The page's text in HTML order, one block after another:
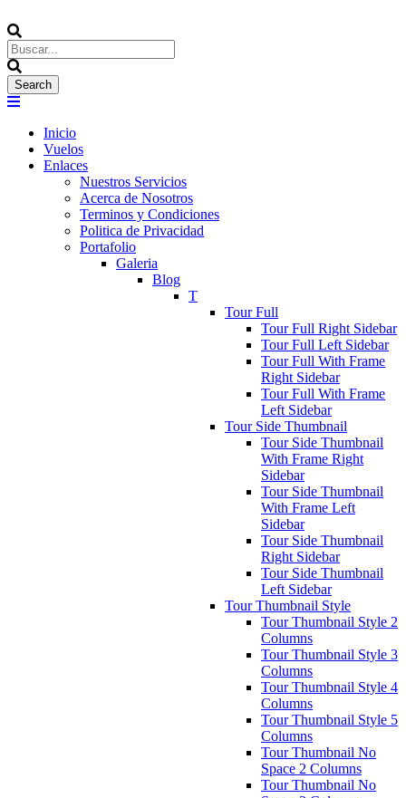
Inicio
Vuelos
Enlaces
Nuestros Servicios
Acerca de Nosotros
Terminos y Condiciones
Politica de Privacidad
Portafolio
Galeria
Blog
T
Tour Full
Tour Full Right Sidebar
Tour Full Left Sidebar
Tour Full With Frame
Right Sidebar
Tour Full With Frame
Left Sidebar
Tour Side Thumbnail
Tour Side Thumbnail
With Frame Right
Sidebar
Tour Side Thumbnail
With Frame Left
Sidebar
Tour Side Thumbnail
Right Sidebar
Tour Side Thumbnail
Left Sidebar
Tour Thumbnail Style
Tour Thumbnail Style 2
Columns
Tour Thumbnail Style 3
Columns
Tour Thumbnail Style 4
Columns
Tour Thumbnail Style 5
Columns
Tour Thumbnail No
Space 2 Columns
Tour Thumbnail No